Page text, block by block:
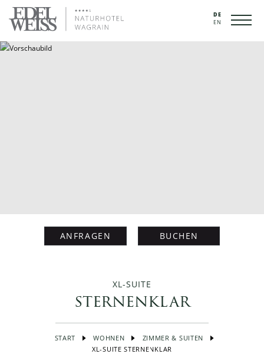
ANFRAGEN BUCHEN
XL-SUITE
sternenklar
START WOHNEN
ZIMMER & SUITEN
XL-SUITE STERNENKLAR
DE
EN